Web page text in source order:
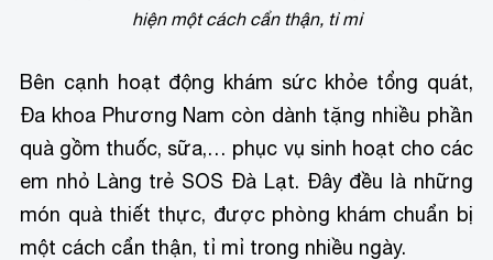
hiện một cách cẩn thận, tỉ mỉ
Bên cạnh hoạt động khám sức khỏe tổng quát,
Đa khoa Phương Nam còn dành tặng nhiều phần
quà gồm thuốc, sữa,… phục vụ sinh hoạt cho các
em nhỏ Làng trẻ SOS Đà Lạt. Đây đều là những
món quà thiết thực, được phòng khám chuẩn bị
một cách cẩn thận, tỉ mỉ trong nhiều ngày.